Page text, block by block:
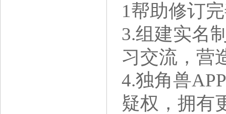
1帮助修订
3.组建实名
习交流，营
4.独角兽
疑权，拥有